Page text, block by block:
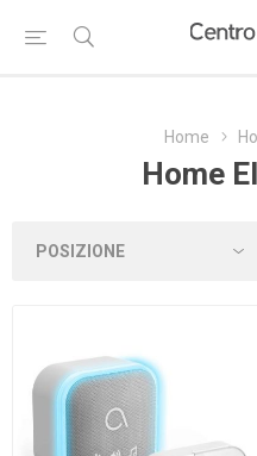
Home
Home